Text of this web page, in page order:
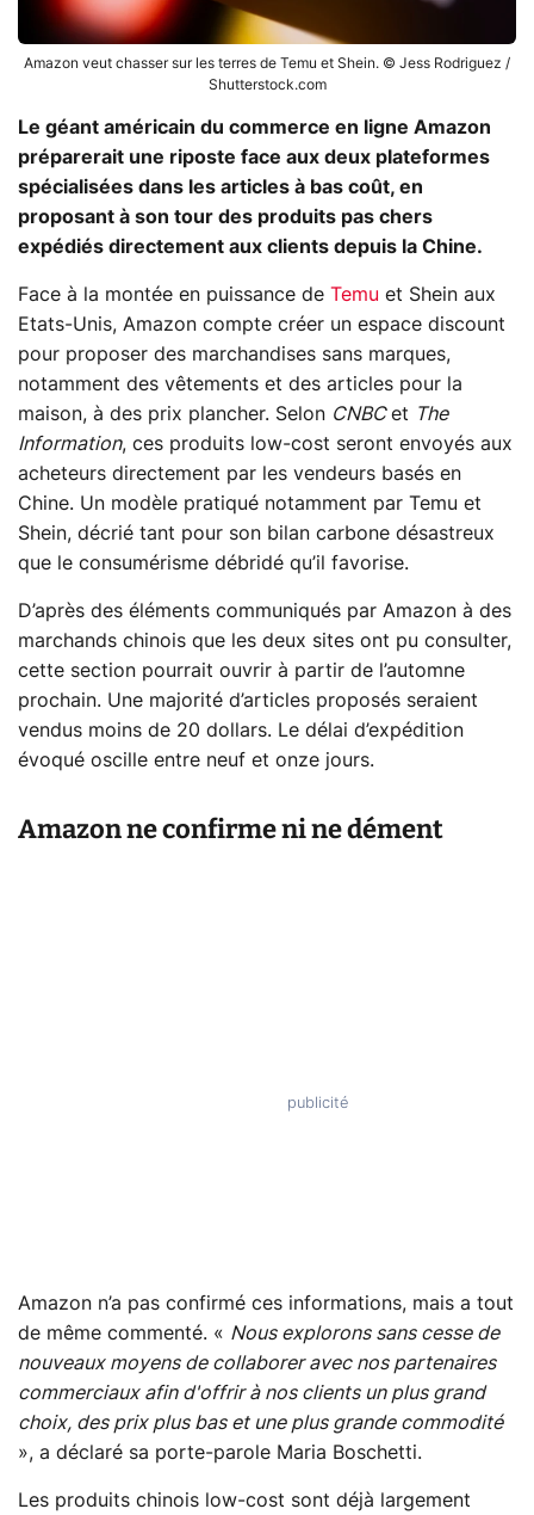
Amazon veut chasser sur les terres de Temu et Shein. © Jess Rodriguez /
Shutterstock.com
Le géant américain du commerce en ligne Amazon
préparerait une riposte face aux deux plateformes
spécialisées dans les articles à bas coût, en
proposant à son tour des produits pas chers
expédiés directement aux clients depuis la Chine.
Face à la montée en puissance de Temu et Shein aux
Etats-Unis, Amazon compte créer un espace discount
pour proposer des marchandises sans marques,
notamment des vêtements et des articles pour la
maison, à des prix plancher. Selon CNBCet The
Information, ces produits low-cost seront envoyés aux
acheteurs directement par les vendeurs basés en
Chine. Un modèle pratiqué notamment par Temu et
Shein, décrié tant pour son bilan carbone désastreux
que le consumérisme débridé qu’il favorise.
D’après des éléments communiqués par Amazon à des
marchands chinois que les deux sites ont pu consulter,
cette section pourrait ouvrir à partir de l’automne
prochain. Une majorité d’articles proposés seraient
vendus moins de 20 dollars. Le délai d’expédition
évoqué oscille entre neuf et onze jours.
Amazon ne confirme ni ne dément
Amazon n’a pas confirmé ces informations, mais a tout
de même commenté. « Nous explorons sans cesse de
nouveaux moyens de collaborer avec nos partenaires
commerciaux afin d'offrir à nos clients un plus grand
choix, des prix plus bas et une plus grande commodité
», a déclaré sa porte-parole Maria Boschetti.
Les produits chinois low-cost sont déjà largement